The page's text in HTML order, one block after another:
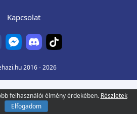
Kapcsolat
2016 - 2026
felhasználói élmény érdekében. Részletek
Elfogadom